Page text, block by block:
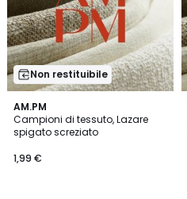
Non restituibile
AM.PM
Campioni di tessuto, Lazare
spigato screziato
1,99 €